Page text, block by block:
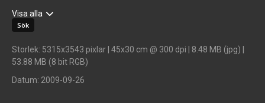
Visa alla
Storlek: 5315x3543 pixlar | 45x30 cm @ 300 dpi | 8.48 MB (jpg) |
53.88 MB (8 bit RGB)
Datum: 2009-09-26